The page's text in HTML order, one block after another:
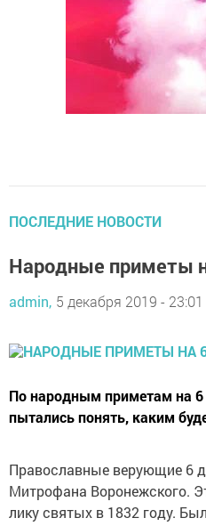
ПОСЛЕДНИЕ НОВОСТИ
Народные приметы
admin, 5 декабря 2019 - 23:01
По народным приметам на
пытались понять, каким
Православные верующие 6
Митрофана Воронежского.
лику святых в 1832 году.